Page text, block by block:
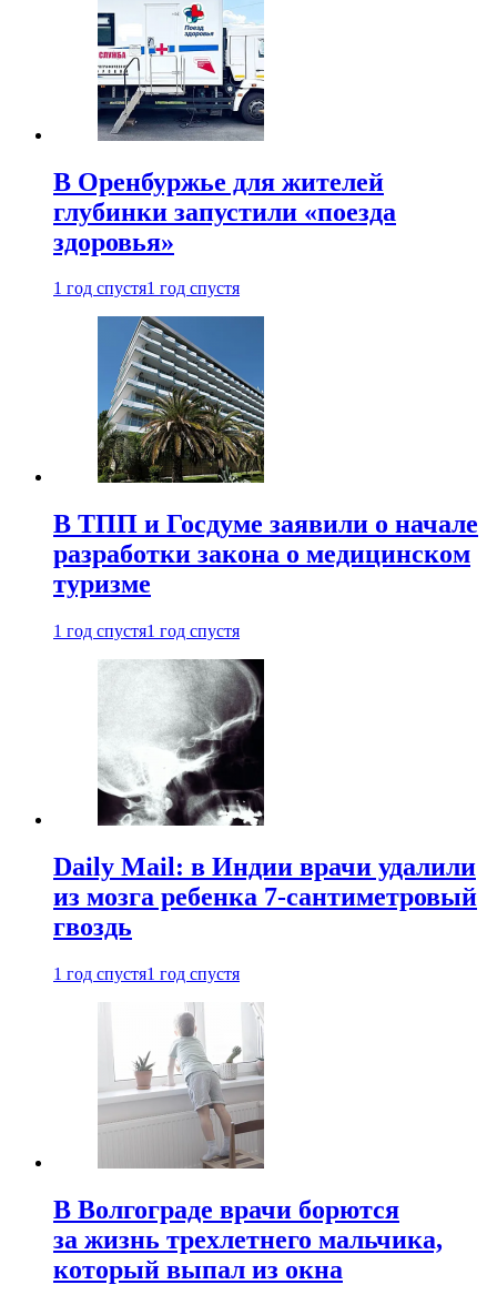
В Оренбуржье для жителей
глубинки запустили «поезда
здоровья»
1 год спустя1 год спустя
В ТПП и Госдуме заявили о начале
разработки закона о медицинском
туризме
1 год спустя1 год спустя
Daily Mail: в Индии врачи удалили
из мозга ребенка 7-сантиметровый
гвоздь
1 год спустя1 год спустя
В Волгограде врачи борются
за жизнь трехлетнего мальчика,
который выпал из окна